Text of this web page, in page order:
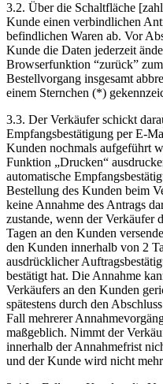
3.2. Über die Schaltfläche
Kunde einen verbindlichen
befindlichen Waren ab. Vor
Kunde die Daten jederzeit
Browserfunktion “zurück”
Bestellvorgang insgesamt
einem Sternchen (*)
3.3. Der Verkäufer schickt
Empfangsbestätigung per E-
Kunden nochmals aufgeführt
Funktion „Drucken“
automatische
Bestellung des Kunden beim
keine Annahme des Antrags
zustande, wenn der Verkäufer
Tagen an den Kunden
den Kunden innerhalb von 2
ausdrücklicher
bestätigt hat. Die Annahme
Verkäufers an den Kunden
spätestens durch den
Fall mehrerer
maßgeblich. Nimmt der
innerhalb der Annahmefrist
und der Kunde wird nicht